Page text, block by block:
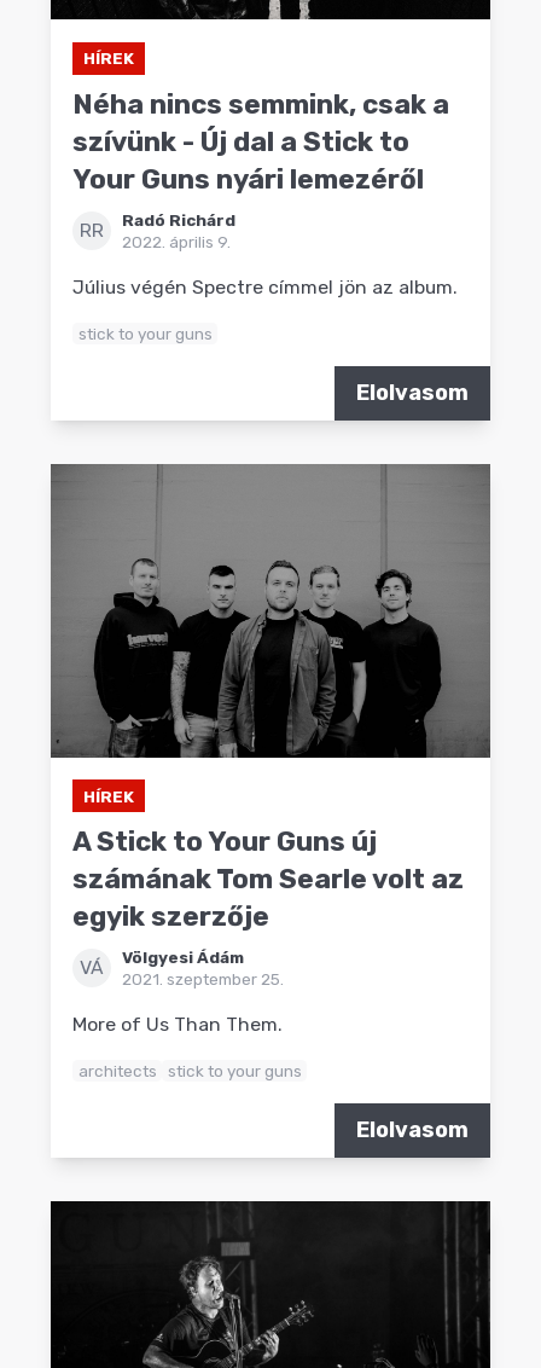
HÍREK
Néha nincs semmink, csak a
szívünk - Új dal a Stick to
Your Guns nyári lemezéről
RR
Radó Richárd
2022. április 9.
Július végén Spectre címmel jön az album.
stick to your guns
Elolvasom
HÍREK
A Stick to Your Guns új
számának Tom Searle volt az
egyik szerzője
VÁ
Völgyesi Ádám
2021. szeptember 25.
More of Us Than Them.
architects stick to your guns
Elolvasom